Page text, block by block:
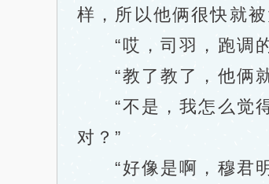
样，所以他俩很快就被
“哎，司羽，跑调的
“教了教了，他俩就
“不是，我怎么觉得
对？”
“好像是啊，穆君明